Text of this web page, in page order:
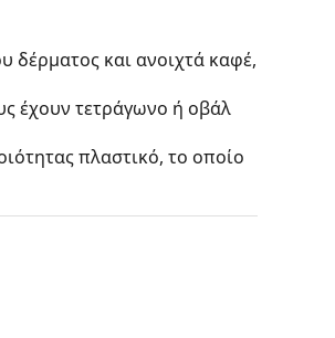
δέρματος και ανοιχτά καφέ,
έχουν τετράγωνο ή οβάλ
πλαστικό, το οποίο
και εξασφαλίζουν
στην κορυφή επιτρέπει το